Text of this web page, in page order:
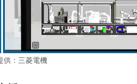
供：三菱電機